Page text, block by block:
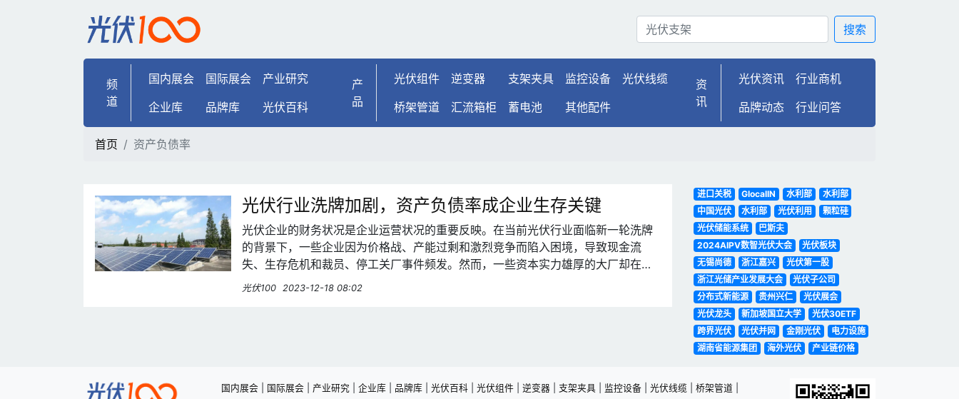
资产负债率 | 光伏100 搜索
频
道
国内展会 国际展会
产业研究
企业库
品牌库 光伏百科
产
品
光伏组件 逆变器 支架夹具 监控设备
光伏线缆
桥架管道
汇流箱柜 蓄电池 其他配件
资
讯
光伏资讯
行业商机
品牌动态
行业问答
首页 资产负债率
光伏行业洗牌加剧，资产负债率成企业生存关键
光伏企业的财务状况是企业运营状况的重要反映。在当前光伏行业面临新一轮洗牌
的背景下，一些企业因为价格战、产能过剩和激烈竞争而陷入困境，导致现金流
失、生存危机和裁员、停工关厂事件频发。然而，一些资本实力雄厚的大厂却在这
个寒冬中展现出优势。
光伏100 2023-12-18 08:02
进口关税 GlocalIN 水利部
水利部
中国光伏
水利部 光伏利用
颗粒硅
光伏储能系统
巴斯夫
2024AIPV数智光伏大会
光伏板块
无锡尚德
浙江嘉兴
光伏第一股
浙江光储产业发展大会
光伏子公司
分布式新能源
贵州兴仁
光伏展会
光伏龙头
新加坡国立大学
光伏30ETF
跨界光伏
光伏并网 金刚光伏
电力设施
湖南省能源集团
海外光伏 产业链价格
国内展会| 国际展会| 产业研究| 企业库| 品牌库| 光伏百科| 光伏组件| 逆变器| 支架夹具| 监控设备| 光伏线缆 桥架管道